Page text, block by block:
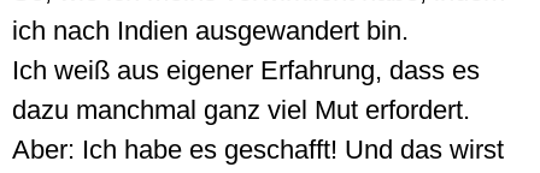
ich nach Indien ausgewandert bin.
Ich weiß aus eigener Erfahrung, dass es
dazu manchmal ganz viel Mut erfordert.
Aber: Ich habe es geschafft! Und das wirst